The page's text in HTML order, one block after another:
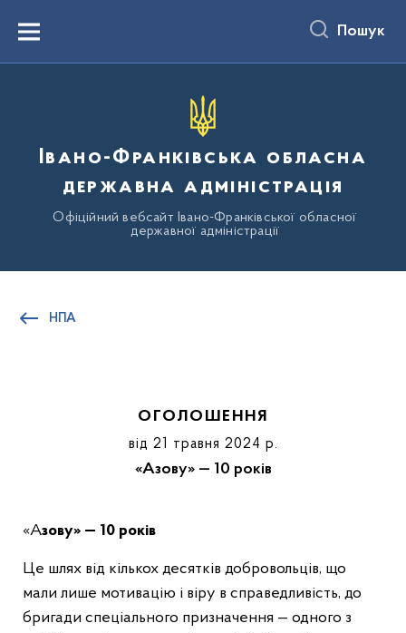
вмістуMenu Пошук
Івано-Франківська обласна
державна адміністрація
Офіційний вебсайт Івано-Франківської обласної
державної адміністрації
НПА
ОГОЛОШЕННЯ
від 21 травня 2024 р.
«Азову» — 10 років
«Азову» — 10 років
Це шлях від кількох десятків добровольців, що
мали лише мотивацію і віру в справедливість, до
бригади спеціального призначення — одного з